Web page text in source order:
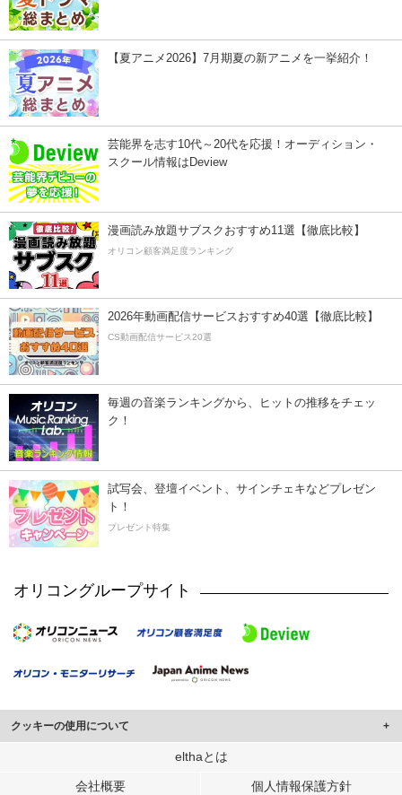
【夏アニメ2026】7月期夏の新アニメを一挙紹介！
芸能界を志す10代～20代を応援！オーディション・
スクール情報はDeview
漫画読み放題サブスクおすすめ11選【徹底比較】
オリコン顧客満足度ランキング
2026年動画配信サービスおすすめ40選【徹底比較】
CS動画配信サービス20選
毎週の音楽ランキングから、ヒットの推移をチェッ
ク！
試写会、登壇イベント、サインチェキなどプレゼン
ト！
プレゼント特集
オリコングループサイト
クッキーの使用について
このサイトでは Cookie を使用して、ユーザーに合わせたコンテンツや広告の
行っています。
elthaとは
会社概要 個人情報保護方針